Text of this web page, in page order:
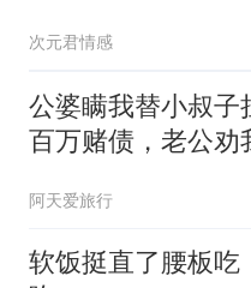
次元君情感
公婆瞒我替小叔子
百万赌债，老公劝
阿天爱旅行
软饭挺直了腰板吃